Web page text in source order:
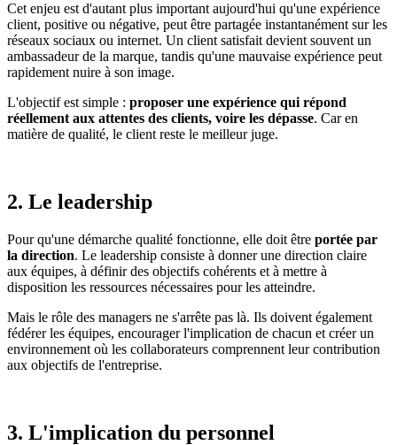
Cet enjeu est d'autant plus important aujourd'hui qu'une expérience
client, positive ou négative, peut être partagée instantanément sur les
réseaux sociaux ou internet. Un client satisfait devient souvent un
ambassadeur de la marque, tandis qu'une mauvaise expérience peut
rapidement nuire à son image.
L'objectif est simple : proposer une expérience qui répond
réellement aux attentes des clients, voire les dépasse. Car en
matière de qualité, le client reste le meilleur juge.
2. Le leadership
Pour qu'une démarche qualité fonctionne, elle doit être portée par
la direction. Le leadership consiste à donner une direction claire
aux équipes, à définir des objectifs cohérents et à mettre à
disposition les ressources nécessaires pour les atteindre.
Mais le rôle des managers ne s'arrête pas là. Ils doivent également
fédérer les équipes, encourager l'implication de chacun et créer un
environnement où les collaborateurs comprennent leur contribution
aux objectifs de l'entreprise.
3. L'implication du personnel